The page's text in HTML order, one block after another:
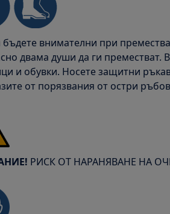
бъдете внимателни при
двама души да ги преместват.
и обувки. Носете защитни
от порязвания от остри
РИСК ОТ НАРАНЯВАНЕ НА